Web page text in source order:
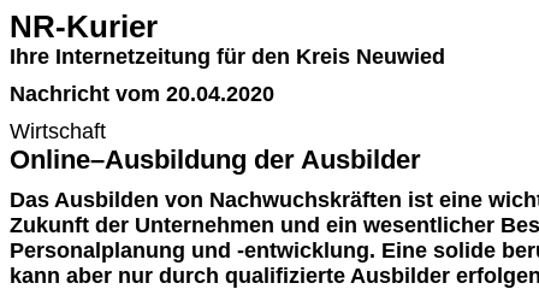
NR-Kurier
Ihre Internetzeitung für den Kreis Neuwied
Nachricht vom 20.04.2020
Wirtschaft
Online–Ausbildung der Ausbilder
Das Ausbilden von Nachwuchskräften ist eine
Zukunft der Unternehmen und ein wesentlicher
Personalplanung und -entwicklung. Eine solide
kann aber nur durch qualifizierte Ausbilder